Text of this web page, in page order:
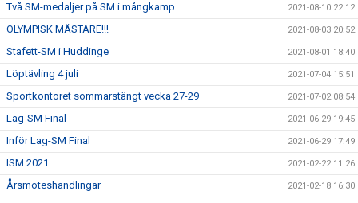
Två SM-medaljer på SM i mångkamp 2021-08-10 22:12
OLYMPISK MÄSTARE!!! 2021-08-03 20:52
Stafett-SM i Huddinge 2021-08-01 18:40
Löptävling 4 juli 2021-07-04 15:51
Sportkontoret sommarstängt vecka 27-29 2021-07-02 08:54
Lag-SM Final 2021-06-29 19:45
Inför Lag-SM Final 2021-06-29 17:49
ISM 2021 2021-02-22 11:26
Årsmöteshandlingar 2021-02-18 16:30